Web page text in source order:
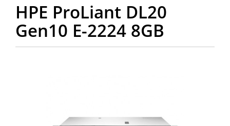
HPE ProLiant DL20
Gen10 E-2224 8GB